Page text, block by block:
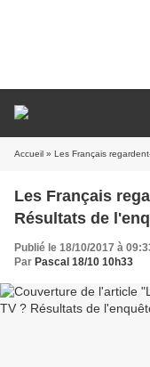
Accueil » Les Français regardent-
Les Français
Résultats de
Publié le 18/10/2017 à
Par Pascal 18/10 10h33